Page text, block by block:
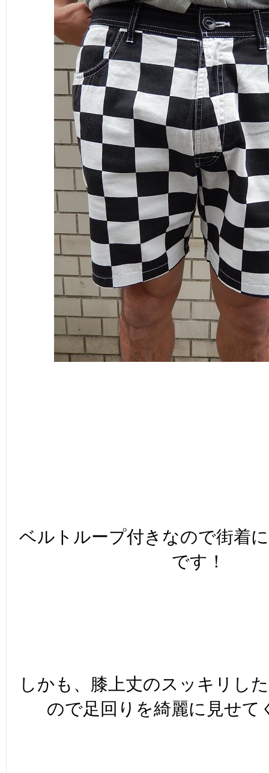
ベルトループ付きなので街着
です！
しかも、膝上丈のスッキリし
ので足回りを綺麗に見せて